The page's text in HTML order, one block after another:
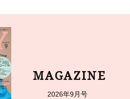
MAGAZINE
2026年9月号